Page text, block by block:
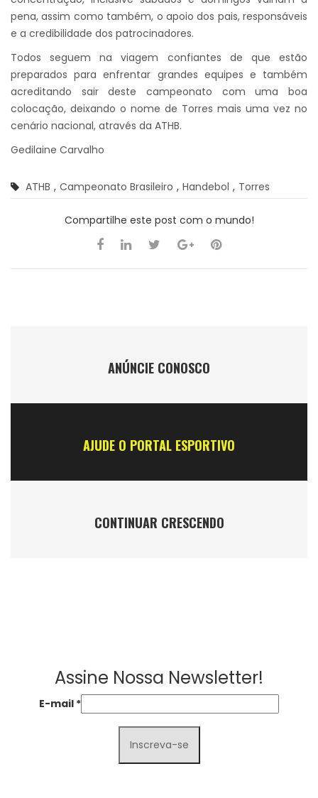
pena, assim como também, o apoio dos pais, responsáveis
e a credibilidade dos patrocinadores.
Todos seguem na viagem confiantes de que estão
preparados para enfrentar grandes equipes e também
acreditando sair deste campeonato com uma boa
colocação, deixando o nome de Torres mais uma vez no
cenário nacional, através da ATHB.
Gedilaine Carvalho
ATHB , Campeonato Brasileiro , Handebol , Torres
Compartilhe este post com o mundo!
ANÚNCIE CONOSCO
AJUDE O PORTAL ESPORTIVO
CONTINUAR CRESCENDO
Assine Nossa Newsletter!
E-mail *